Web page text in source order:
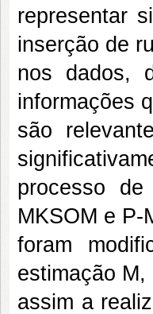
representar
inserção de
nos dados,
informações
são
processo
MKSOM e P-
foram
estimação M,
assim a